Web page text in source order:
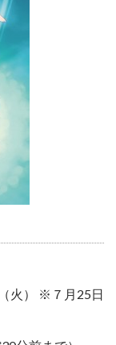
火） ※７月25日